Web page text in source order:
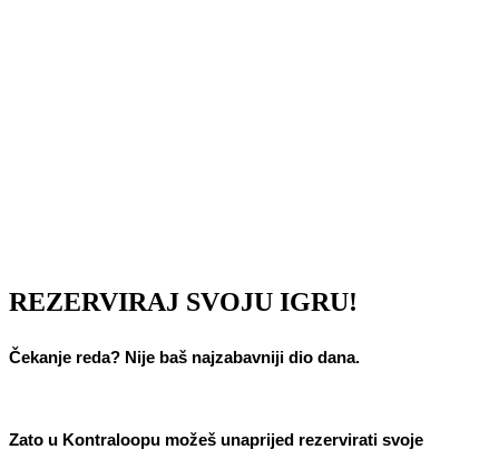
REZERVIRAJ SVOJU IGRU!
Čekanje reda? Nije baš najzabavniji dio dana.
Zato u Kontraloopu možeš unaprijed rezervirati svoje